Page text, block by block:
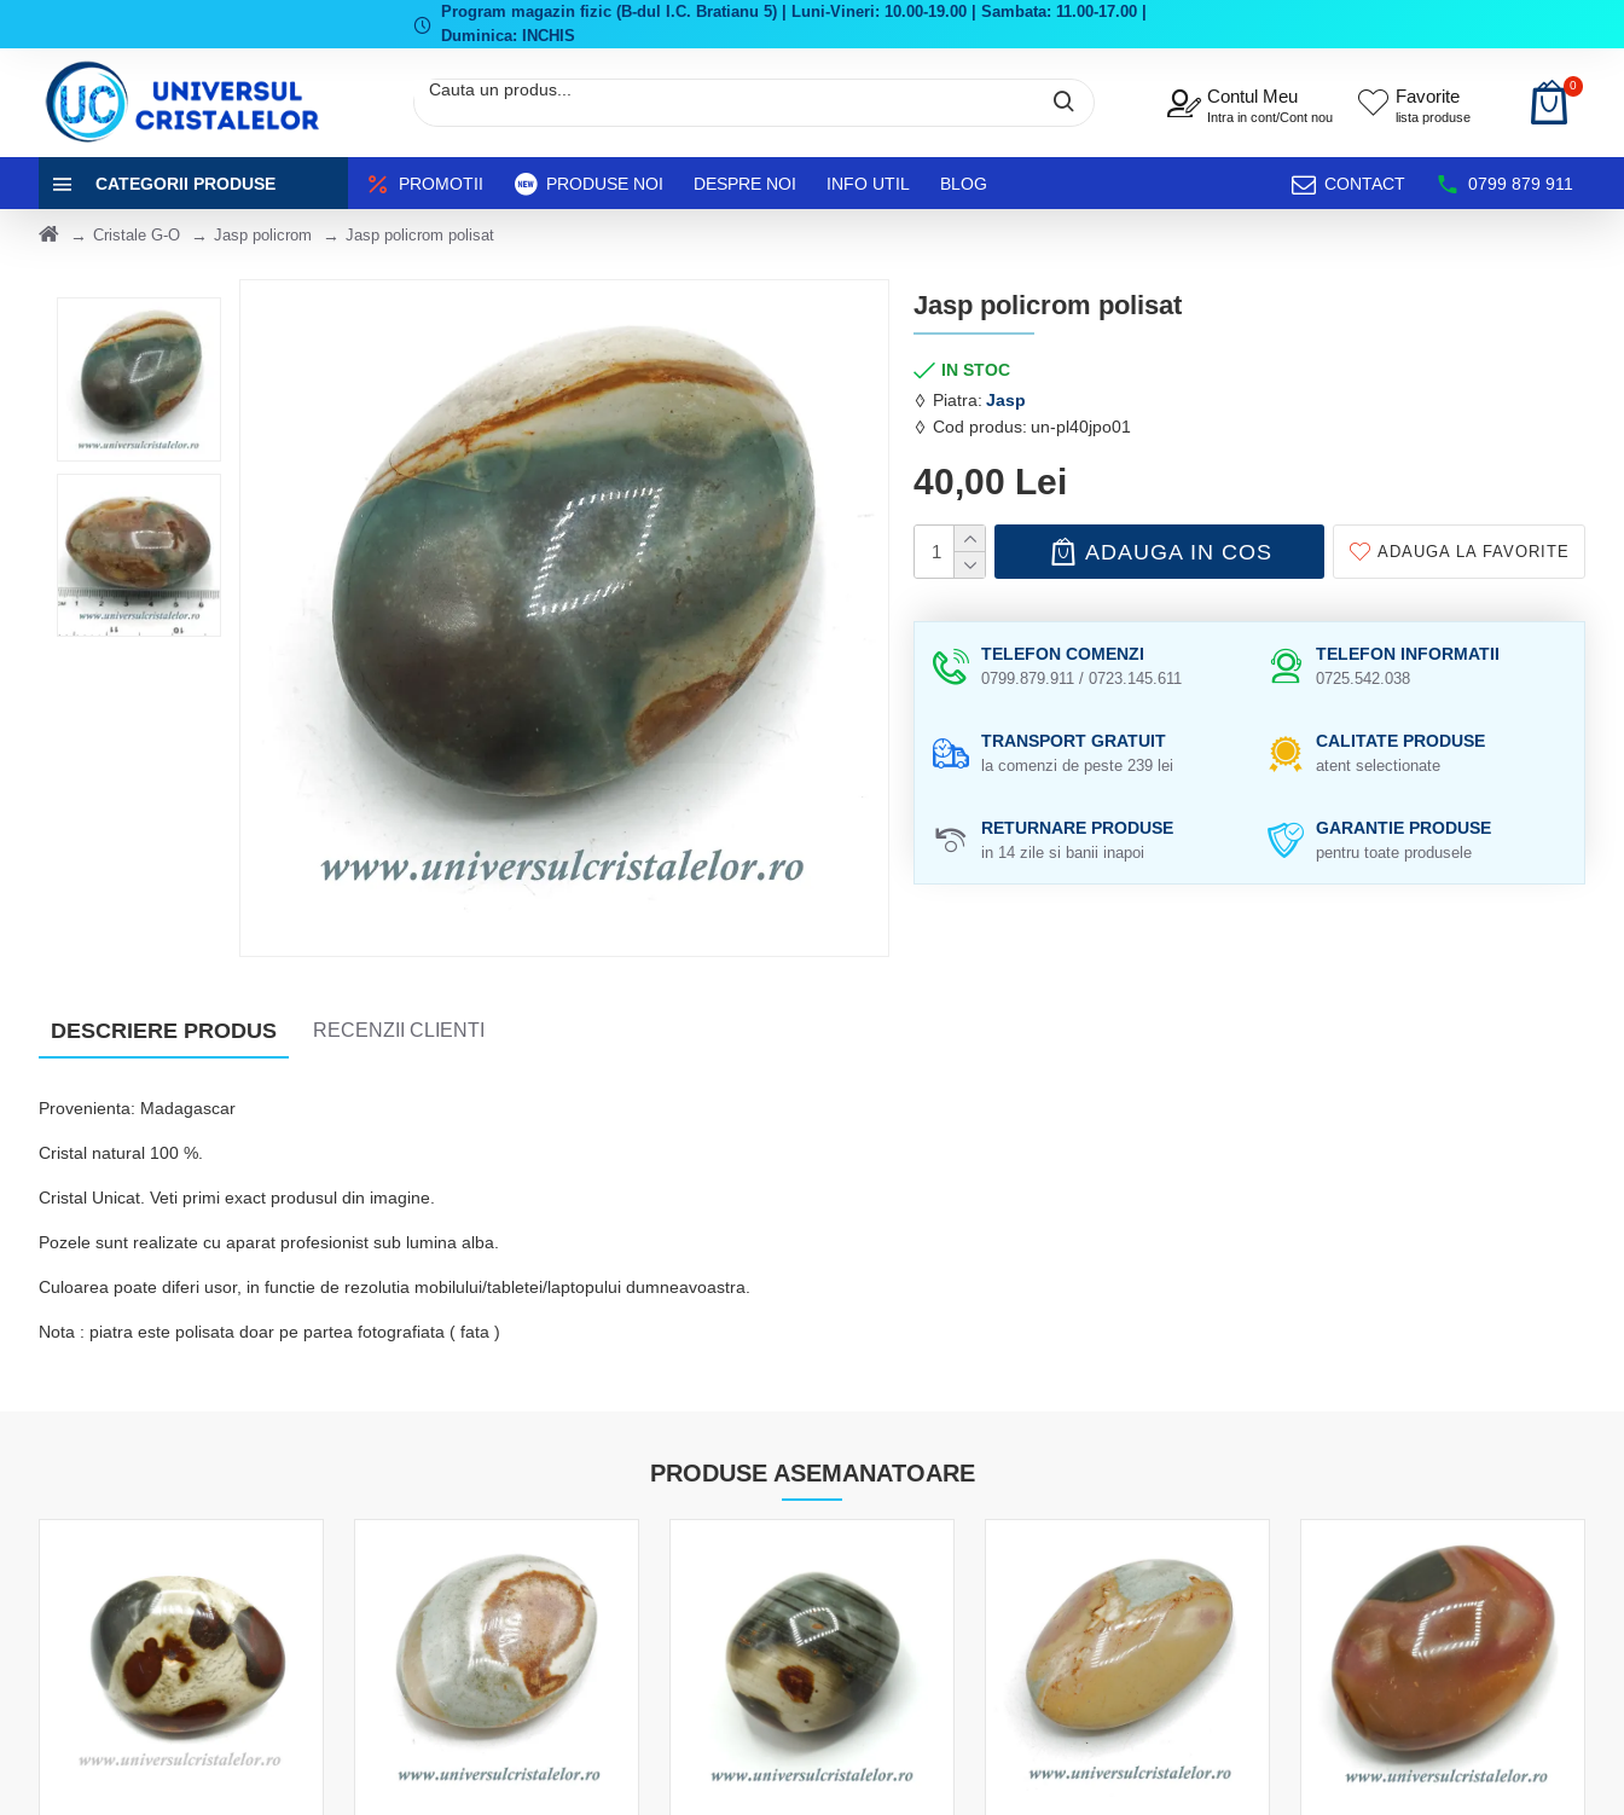
Program magazin fizic (B-dul I.C. Bratianu 5) | Luni-Vineri: 10.00-19.00 | Sambata: 11.00-17.00 |
Duminica: INCHIS
Contul Meu
Intra in cont/Cont nou
Favorite
lista produse
0
CATEGORII PRODUSE PROMOTII PRODUSE NOI DESPRE NOI INFO UTIL BLOG CONTACT 0799 879 911
Cristale G-O Jasp policrom Jasp policrom polisat
Jasp policrom polisat
IN STOC
Piatra: Jasp
Cod produs: un-pl40jpo01
40,00 Lei
ADAUGA IN COS ADAUGA LA FAVORITE
TELEFON COMENZI
0799.879.911 / 0723.145.611
TELEFON INFORMATII
0725.542.038
TRANSPORT GRATUIT
la comenzi de peste 239 lei
CALITATE PRODUSE
atent selectionate
RETURNARE PRODUSE
in 14 zile si banii inapoi
GARANTIE PRODUSE
pentru toate produsele
DESCRIERE PRODUS RECENZII CLIENTI
Provenienta: Madagascar
Cristal natural 100 %.
Cristal Unicat. Veti primi exact produsul din imagine.
Pozele sunt realizate cu aparat profesionist sub lumina alba.
Culoarea poate diferi usor, in functie de rezolutia mobilului/tabletei/laptopului dumneavoastra.
Nota : piatra este polisata doar pe partea fotografiata ( fata )
PRODUSE ASEMANATOARE